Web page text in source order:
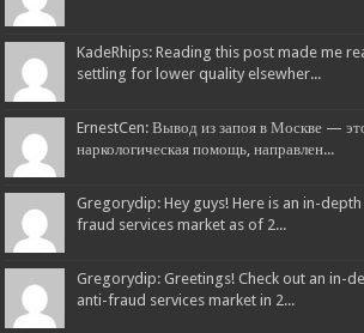
KadeRhips: Reading this post made me
settling for lower quality elsewher...
ErnestCen: Вывод из запоя в Москве —
наркологическая помощь, направлен...
Gregorydip: Hey guys! Here is an in-
fraud services market as of 2...
Gregorydip: Greetings! Check out an in-
anti-fraud services market in 2...